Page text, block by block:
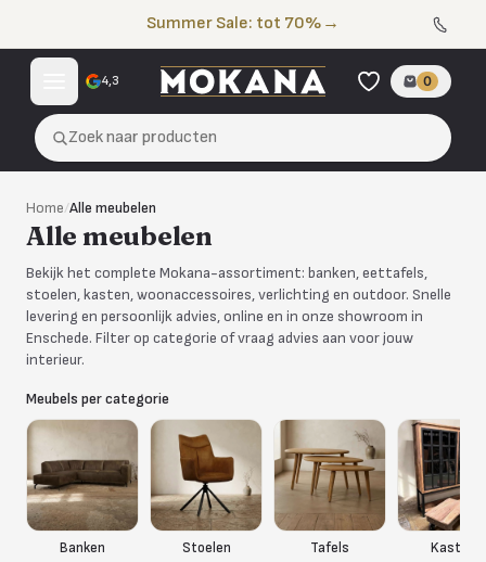
Summer Sale: tot 70% →
4,3 0
Zoek naar producten
Home/Alle meubelen
Alle meubelen
Bekijk het complete Mokana-assortiment: banken, eettafels,
stoelen, kasten, woonaccessoires, verlichting en outdoor. Snelle
levering en persoonlijk advies, online en in onze showroom in
Enschede. Filter op categorie of vraag advies aan voor jouw
interieur.
Meubels per categorie
Banken Stoelen Tafels Kasten